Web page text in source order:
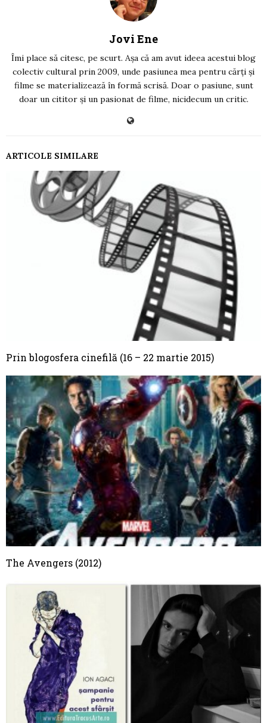
Jovi Ene
Îmi place să citesc, pe scurt. Așa că am avut ideea acestui blog
colectiv cultural prin 2009, unde pasiunea mea pentru cărți și
filme se materializează în formă scrisă. Doar o pasiune, sunt
doar un cititor și un pasionat de filme, nicidecum un critic.
ARTICOLE SIMILARE
Prin blogosfera cinefilă (16 – 22 martie 2015)
The Avengers (2012)